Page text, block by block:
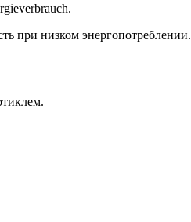
при низком энергопотреблении.